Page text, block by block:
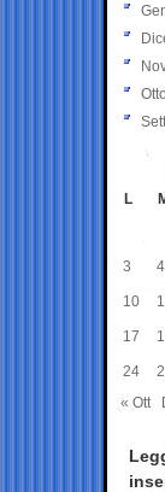
L
3 4
10
17
24
« Ott